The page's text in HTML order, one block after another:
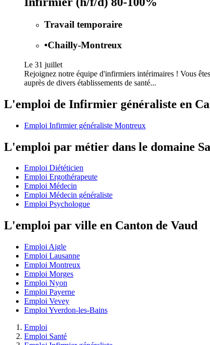
Travail temporaire
•Chailly-Montreux
Le 31 juillet
Rejoignez notre équipe d'infirmiers intérimaires ! Vous
auprès de divers établissements de santé...
L'emploi de Infirmier généraliste en
Emploi Infirmier généraliste Montreux
L'emploi par métier dans le domaine
Emploi Diététicien
Emploi Ergothérapeute
Emploi Médecin
Emploi Médecin généraliste
Emploi Psychologue
L'emploi par ville en Canton de Vaud
Emploi Aigle
Emploi Lausanne
Emploi Montreux
Emploi Morges
Emploi Nyon
Emploi Payerne
Emploi Vevey
Emploi Yverdon-les-Bains
Emploi
Emploi Santé